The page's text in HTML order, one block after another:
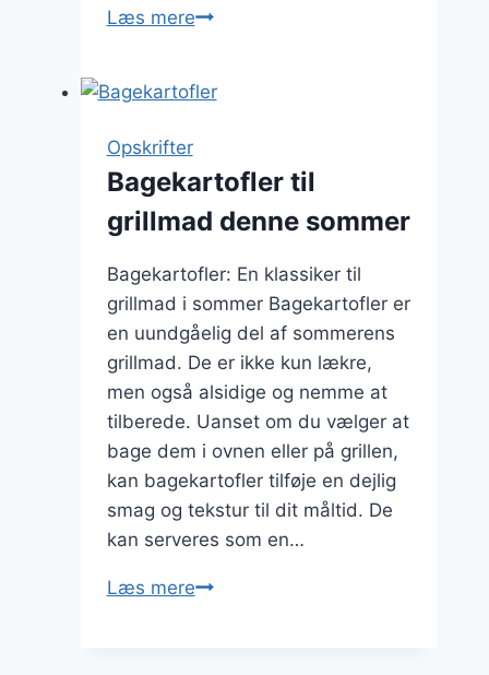
Læs mereBagekartofler
med
citronskal
Opskrifter
Bagekartofler til
grillmad denne sommer
Bagekartofler: En klassiker til
grillmad i sommer Bagekartofler er
en uundgåelig del af sommerens
grillmad. De er ikke kun lækre,
men også alsidige og nemme at
tilberede. Uanset om du vælger at
bage dem i ovnen eller på grillen,
kan bagekartofler tilføje en dejlig
smag og tekstur til dit måltid. De
kan serveres som en…
Læs mereBagekartofler